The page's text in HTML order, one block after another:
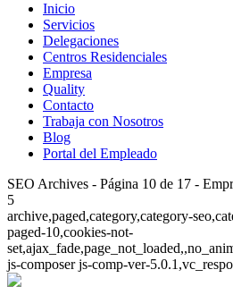
Inicio
Servicios
Delegaciones
Centros Residenciales
Empresa
Quality
Contacto
Trabaja con Nosotros
Blog
Portal del Empleado
SEO Archives - Página 10 de 17 -
5
archive,paged,category,category-
paged-10,cookies-not-
js-composer js-comp-ver-